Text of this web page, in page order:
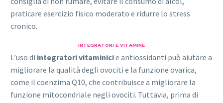
praticare esercizio fisico moderato e ridurre lo stress
cronico.
INTEGRATORI E VITAMINE
L’uso di integratori vitaminicie antiossidanti può aiutare a
migliorare la qualità degli ovociti e la funzione ovarica,
come il coenzima Q10, che contribuisce a migliorare la
funzione mitocondriale negli ovociti. Tuttavia, prima di